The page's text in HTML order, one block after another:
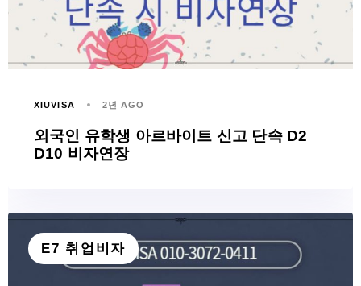
XIUVISA 2년 AGO
외국인 유학생 아르바이트 신고 단속 D2
D10 비자연장
E7 취업비자